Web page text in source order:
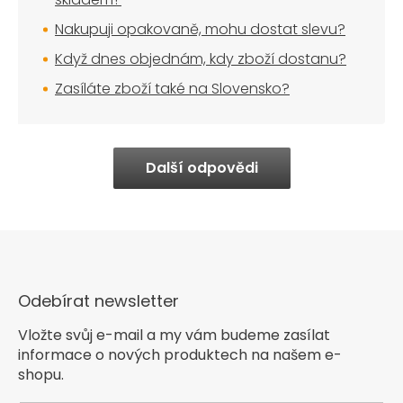
Nakupuji opakovaně, mohu dostat slevu?
Když dnes objednám, kdy zboží dostanu?
Zasíláte zboží také na Slovensko?
Další odpovědi
Odebírat newsletter
Vložte svůj e-mail a my vám budeme zasílat
informace o nových produktech na našem e-
shopu.